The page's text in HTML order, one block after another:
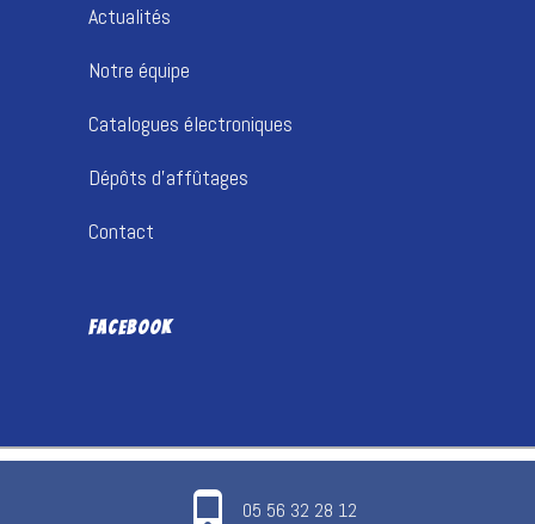
Actualités
Notre équipe
Catalogues électroniques
Dépôts d’affûtages
Contact
FACEBOOK
05 56 32 28 12